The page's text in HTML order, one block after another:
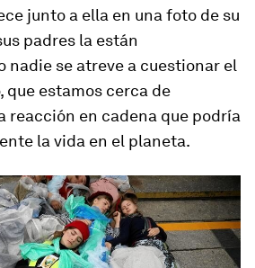
junto a ella en una foto de su
padres la están
nadie se atreve a cuestionar el
que estamos cerca de
reacción en cadena que podría
la vida en el planeta.